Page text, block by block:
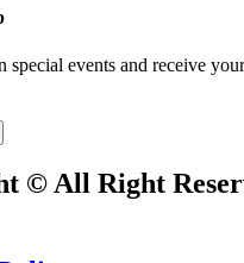
special events and receive
© All Right